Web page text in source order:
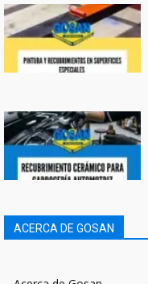
ACERCA DE GOSAN